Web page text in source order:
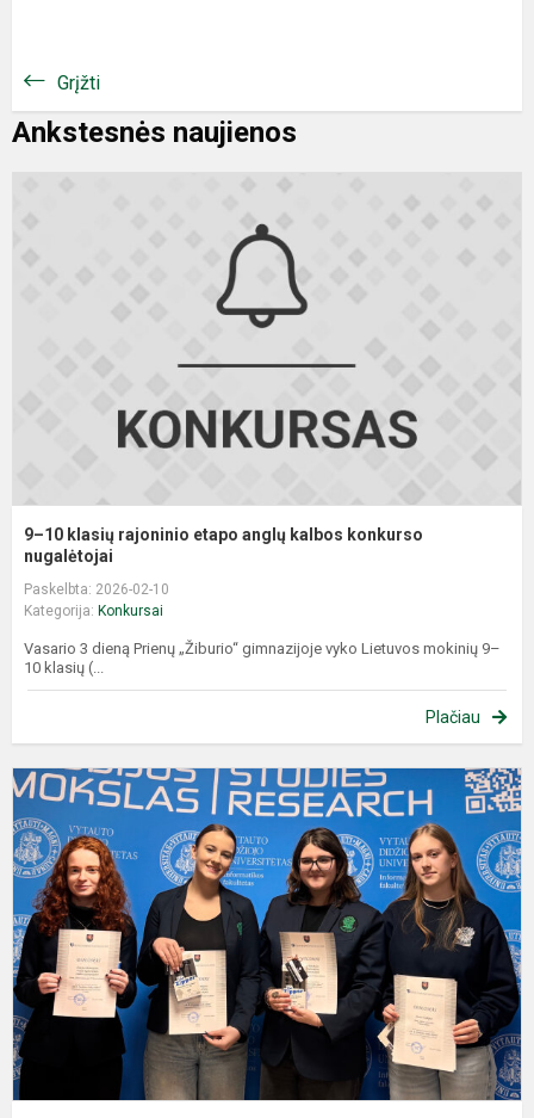
Grįžti
Ankstesnės naujienos
9–10 klasių rajoninio etapo anglų kalbos konkurso
nugalėtojai
Paskelbta: 2026-02-10
Kategorija: Konkursai
Vasario 3 dieną Prienų „Žiburio“ gimnazijoje vyko Lietuvos mokinių 9–
10 klasių (...
Plačiau